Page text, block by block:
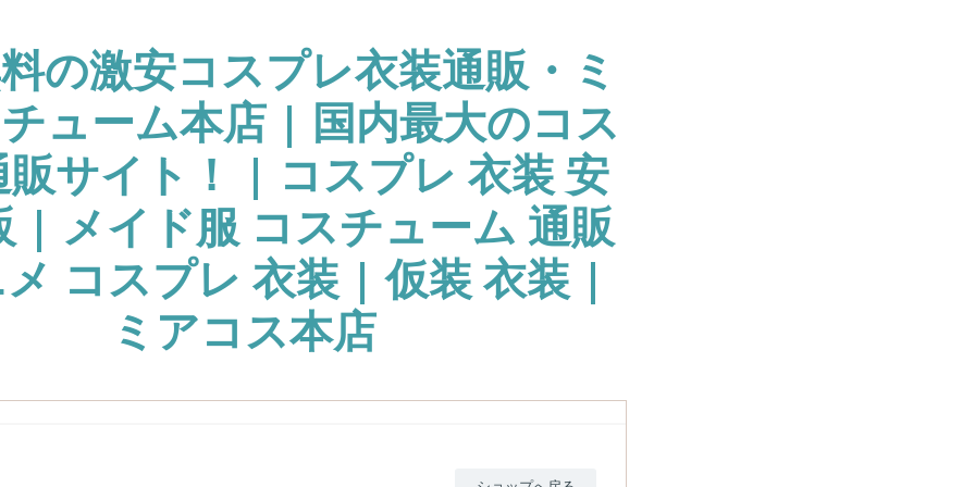
の激安コスプレ衣装通販・ミ
ューム本店 | 国内最大のコス
サイト！ | コスプレ 衣装 安
| メイド服 コスチューム 通販
コスプレ 衣装 | 仮装 衣装 |
ミアコス本店